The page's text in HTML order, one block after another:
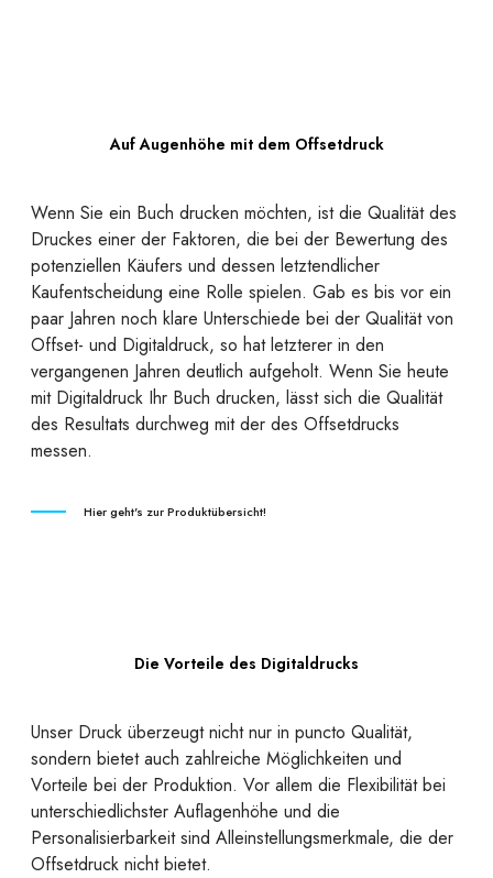
Auf Augenhöhe mit dem Offsetdruck
Wenn Sie ein Buch drucken möchten, ist die Qualität des
Druckes einer der Faktoren, die bei der Bewertung des
potenziellen Käufers und dessen letztendlicher
Kaufentscheidung eine Rolle spielen. Gab es bis vor ein
paar Jahren noch klare Unterschiede bei der Qualität von
Offset- und Digitaldruck, so hat letzterer in den
vergangenen Jahren deutlich aufgeholt. Wenn Sie heute
mit Digitaldruck Ihr Buch drucken, lässt sich die Qualität
des Resultats durchweg mit der des Offsetdrucks
messen.
Hier geht's zur Produktübersicht!
Die Vorteile des Digitaldrucks
Unser Druck überzeugt nicht nur in puncto Qualität,
sondern bietet auch zahlreiche Möglichkeiten und
Vorteile bei der Produktion. Vor allem die Flexibilität bei
unterschiedlichster Auflagenhöhe und die
Personalisierbarkeit sind Alleinstellungsmerkmale, die der
Offsetdruck nicht bietet.